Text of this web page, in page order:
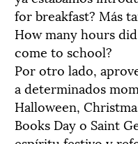
for breakfast? Más
How many hours
come to school?
Por otro lado,
a determinados
Halloween,
Books Day o Saint